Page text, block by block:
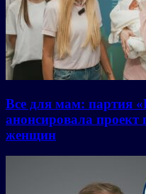
Все для мам: партия
анонсировала проект
женщин